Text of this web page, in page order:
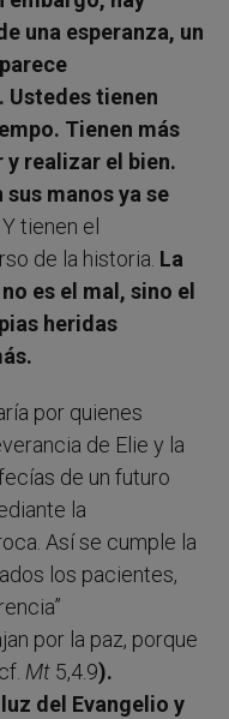
una esperanza, un
Ustedes tienen
Tienen más
realizar el bien.
sus manos ya se
Y tienen el
de la historia. La
es el mal, sino el
heridas
por quienes
de Elie y la
de un futuro
la
Así se cumple la
los pacientes,
por la paz, porque
Mt 5,4.9).
del Evangelio y